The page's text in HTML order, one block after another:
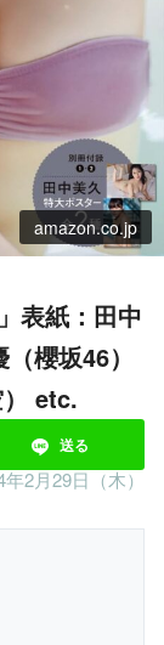
amazon.co.jp
櫻坂46）
etc.
送る
年2月29日（木）